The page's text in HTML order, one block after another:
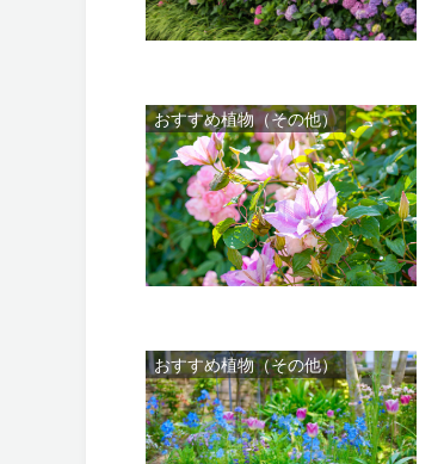
おすすめ植物（その他）
おすすめ植物（その他）